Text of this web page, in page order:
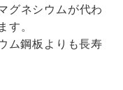
グネシウムが代わ
す。
ム鋼板よりも長寿